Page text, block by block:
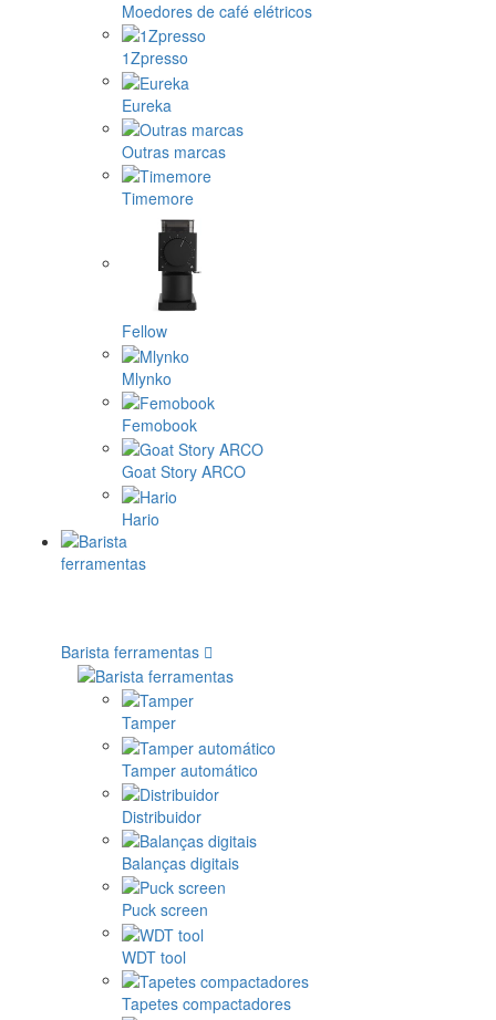
Moedores de café elétricos
1Zpresso
Eureka
Outras marcas
Timemore
Fellow
Mlynko
Femobook
Goat Story ARCO
Hario
Barista ferramentas
Tamper
Tamper automático
Distribuidor
Balanças digitais
Puck screen
WDT tool
Tapetes compactadores